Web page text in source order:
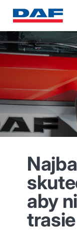
aby
trasie